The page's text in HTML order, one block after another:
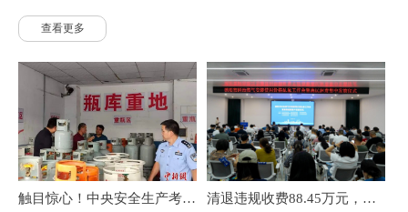
查看更多
触目惊心！中央安全生产考核
清退违规收费88.45万元，惠